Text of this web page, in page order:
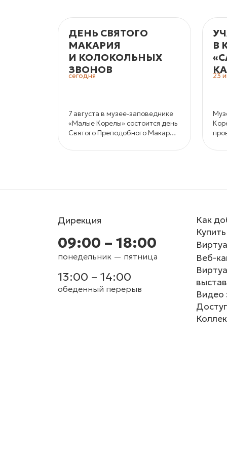
ДЕНЬ СВЯТОГО
МАКАРИЯ
И КОЛОКОЛЬНЫХ
ЗВОНОВ
сегодня
7 августа в музее-заповеднике
«Малые Корелы» состоится день
Святого Преподобного Макария
В
23
и
Дирекция
09:00 – 18:00
понедельник — пятница
13:00 – 14:00
обеденный перерыв
Как
Веб-
Видео